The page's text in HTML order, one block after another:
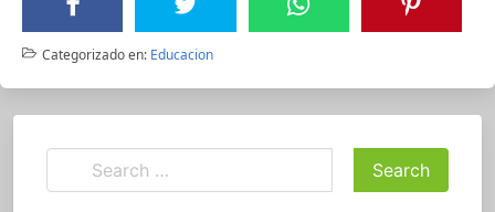
Categorizado en: Educacion